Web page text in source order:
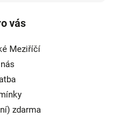
vás
Meziříčí
zdarma